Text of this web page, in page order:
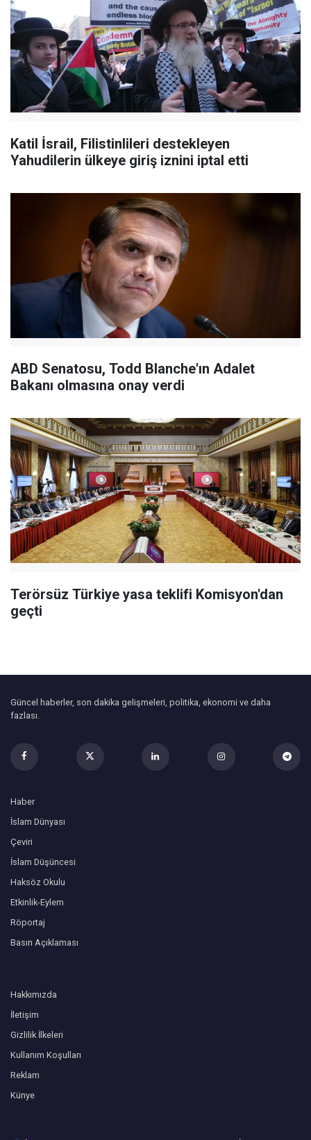
Katil İsrail, Filistinlileri destekleyen
Yahudilerin ülkeye giriş iznini iptal etti
ABD Senatosu, Todd Blanche'ın Adalet
Bakanı olmasına onay verdi
Terörsüz Türkiye yasa teklifi Komisyon'dan
geçti
Güncel haberler, son dakika gelişmeleri, politika, ekonomi ve daha
fazlası.
Haber
İslam Dünyası
Çeviri
İslam Düşüncesi
Haksöz Okulu
Etkinlik-Eylem
Röportaj
Basın Açıklaması
Hakkımızda
İletişim
Gizlilik İlkeleri
Kullanım Koşulları
Reklam
Künye